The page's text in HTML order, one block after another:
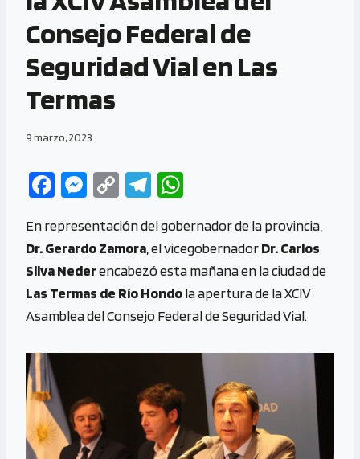
Consejo Federal de
Seguridad Vial en Las
Termas
9 marzo, 2023
Fa
b
o
o
k
M
se
n
g
er
C
py
Li
n
k
Te
gr
a
m
at
s
A
p
En representación del gobernador de la provincia,
Dr. Gerardo Zamora , el vicegobernadorDr. Carlos
Silva Nederencabezó esta mañana en la ciudad de
Las Termas de Río Hondola apertura de la XCIV
Asamblea del Consejo Federal de Seguridad Vial.